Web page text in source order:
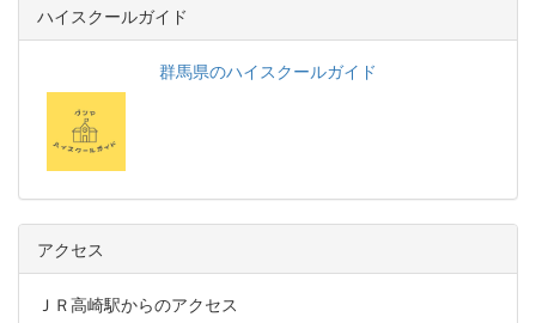
ハイスクールガイド
群馬県のハイスクールガイド
アクセス
ＪＲ高崎駅からのアクセス